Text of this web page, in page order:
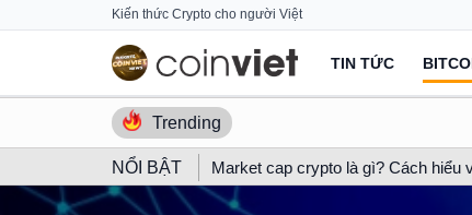
Kiến thức Crypto cho người Việt
TIN TỨC
Trending
NỔI BẬT Market cap crypto là gì? Cách hiểu